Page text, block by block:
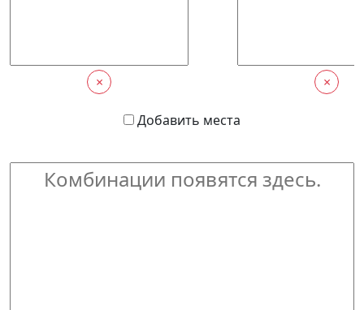
× ×
Добавить места